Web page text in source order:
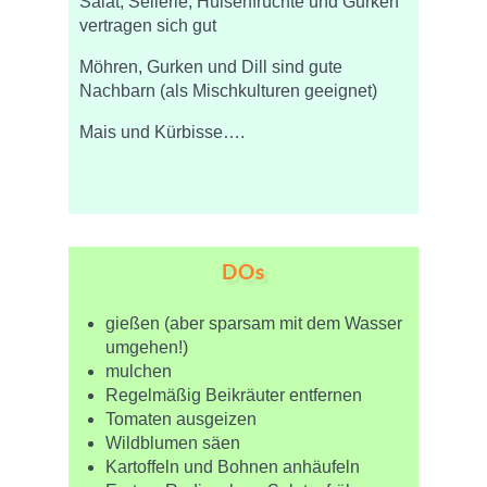
vertragen sich gut
Möhren, Gurken und Dill sind gute
Nachbarn (als Mischkulturen geeignet)
Mais und Kürbisse….
DOs
gießen (aber sparsam mit dem Wasser
umgehen!)
mulchen
Regelmäßig Beikräuter entfernen
Tomaten ausgeizen
Wildblumen säen
Kartoffeln und Bohnen anhäufeln